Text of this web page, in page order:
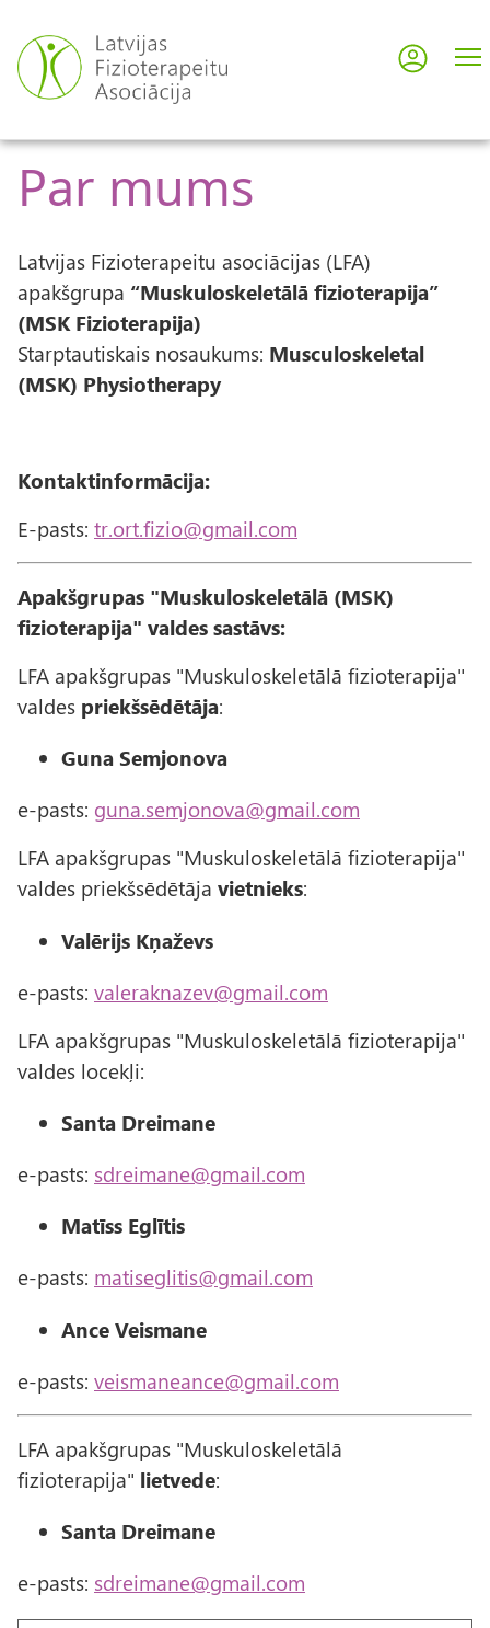
main
content
User
Log in
Par mums
Latvijas Fizioterapeitu asociācijas (LFA)
apakšgrupa “Muskuloskeletālā fizioterapija”
(MSK Fizioterapija)
Starptautiskais nosaukums: Musculoskeletal
(MSK) Physiotherapy
Kontaktinformācija:
E-pasts: tr.ort.fizio@gmail.com
Apakšgrupas "Muskuloskeletālā (MSK)
fizioterapija" valdes sastāvs:
LFA apakšgrupas "Muskuloskeletālā fizioterapija"
valdes priekšsēdētāja:
Guna Semjonova
e-pasts: guna.semjonova@gmail.com
LFA apakšgrupas "Muskuloskeletālā fizioterapija"
valdes priekšsēdētāja vietnieks:
Valērijs Kņaževs
e-pasts: valeraknazev@gmail.com
LFA apakšgrupas "Muskuloskeletālā fizioterapija"
valdes locekļi:
Santa Dreimane
e-pasts: sdreimane@gmail.com
Matīss Eglītis
e-pasts: matiseglitis@gmail.com
Ance Veismane
e-pasts: veismaneance@gmail.com
LFA apakšgrupas "Muskuloskeletālā
fizioterapija" lietvede:
Santa Dreimane
e-pasts: sdreimane@gmail.com